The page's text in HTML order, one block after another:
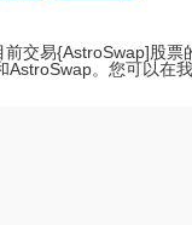
交易{AstroSwap]股票
。您可以在